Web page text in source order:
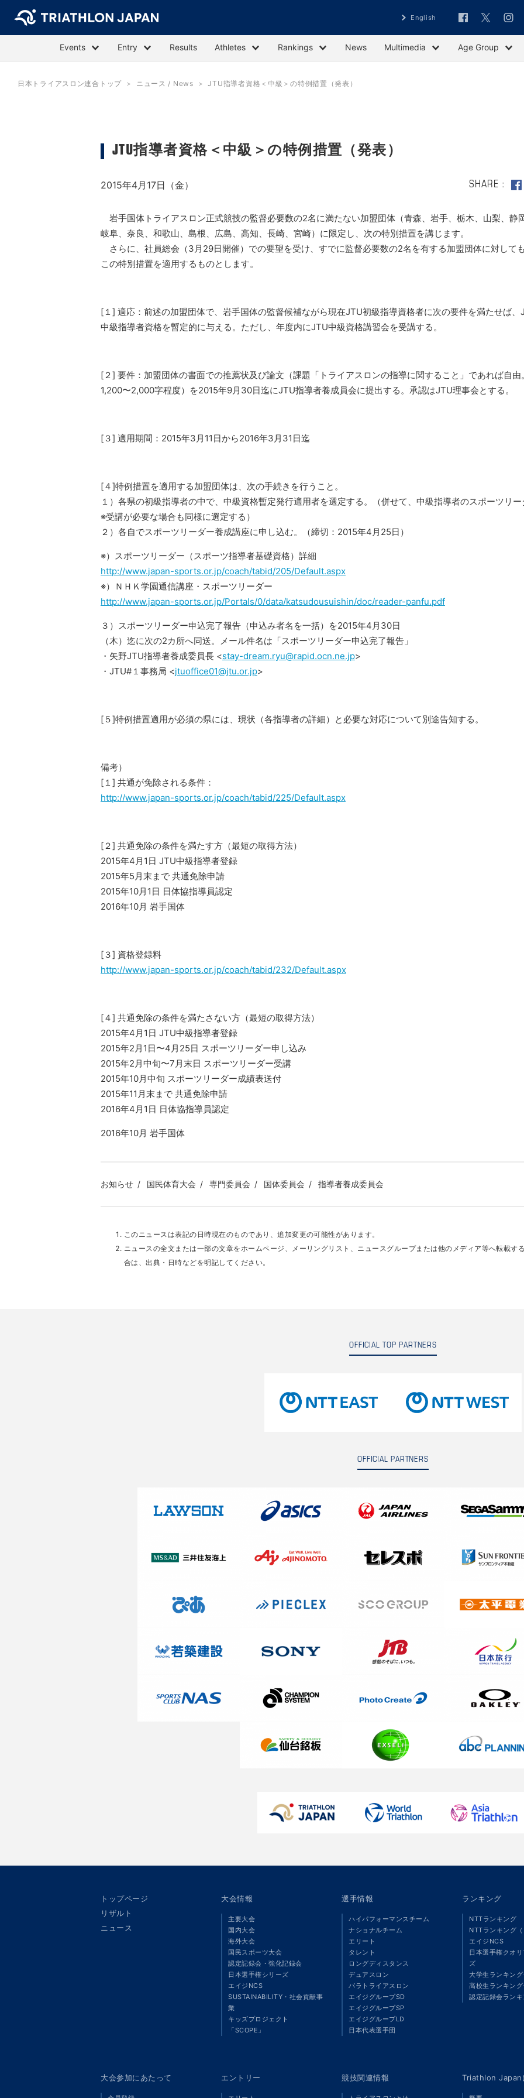
English
Events Entry Results Athletes Rankings News Multimedia Age Group
日本トライアスロン連合トップ ニュース / News JTU指導者資格＜中級＞の特例措置（発表）
JTU指導者資格＜中級＞の特例措置（発表）
2015年4月17日（金） SHARE
岩手国体トライアスロン正式競技の監督必要数の2名に満たない加盟団体（青森、岩手、栃木、山梨、静
岐阜、奈良、和歌山、島根、広島、高知、長崎、宮崎）に限定し、次の特別措置を講じます。
さらに、社員総会（3月29日開催）での要望を受け、すでに監督必要数の2名を有する加盟団体に対して
この特別措置を適用するものとします。
[１] 適応：前述の加盟団体で、岩手国体の監督候補ながら現在JTU初級指導資格者に次の要件を満たせば、
中級指導者資格を暫定的に与える。ただし、年度内にJTU中級資格講習会を受講する。
[２] 要件：加盟団体の書面での推薦状及び論文（課題「トライアスロンの指導に関すること」であれば自由
1,200〜2,000字程度）を2015年9月30日迄にJTU指導者養成員会に提出する。承認はJTU理事会とする。
[３] 適用期間：2015年3月11日から2016年3月31日迄
[４]特例措置を適用する加盟団体は、次の手続きを行うこと。
１）各県の初級指導者の中で、中級資格暫定発行適用者を選定する。（併せて、中級指導者のスポーツリー
※受講が必要な場合も同様に選定する）
２）各自でスポーツリーダー養成講座に申し込む。（締切：2015年4月25日）
※）スポーツリーダー（スポーツ指導者基礎資格）詳細
http://www.japan-sports.or.jp/coach/tabid/205/Default.aspx
※）ＮＨＫ学園通信講座・スポーツリーダー
http://www.japan-sports.or.jp/Portals/0/data/katsudousuishin/doc/reader-panfu.pdf
３）スポーツリーダー申込完了報告（申込み者名を一括）を2015年4月30日
（木）迄に次の2カ所へ同送。メール件名は「スポーツリーダー申込完了報告」
・矢野JTU指導者養成委員長 <stay-dream.ryu@rapid.ocn.ne.jp>
・JTU#１事務局 <jtuoffice01@jtu.or.jp>
[５]特例措置適用が必須の県には、現状（各指導者の詳細）と必要な対応について別途告知する。
備考）
[１] 共通が免除される条件：
http://www.japan-sports.or.jp/coach/tabid/225/Default.aspx
[２] 共通免除の条件を満たす方（最短の取得方法）
2015年4月1日 JTU中級指導者登録
2015年5月末まで 共通免除申請
2015年10月1日 日体協指導員認定
2016年10月 岩手国体
[３] 資格登録料
http://www.japan-sports.or.jp/coach/tabid/232/Default.aspx
[４] 共通免除の条件を満たさない方（最短の取得方法）
2015年4月1日 JTU中級指導者登録
2015年2月1日〜4月25日 スポーツリーダー申し込み
2015年2月中旬〜7月末日 スポーツリーダー受講
2015年10月中旬 スポーツリーダー成績表送付
2015年11月末まで 共通免除申請
2016年4月1日 日体協指導員認定
2016年10月 岩手国体
お知らせ 国民体育大会 専門委員会 国体委員会 指導者養成委員会
このニュースは表記の日時現在のものであり、追加変更の可能性があります。
ニュースの全文または一部の文章をホームページ、メーリングリスト、ニュースグループまたは他のメディア等へ転載す
合は、出典・日時などを明記してください。
OFFICIAL TOP PARTNERS
OFFICIAL PARTNERS
トップページ
リザルト
ニュース
大会情報
主要大会
国内大会
海外大会
国民スポーツ大会
認定記録会・強化記録会
日本選手権シリーズ
エイジNCS
SUSTAINABILITY・社会貢献事
業
キッズプロジェクト
「SCOPE」
選手情報
ハイパフォーマンスチーム
ナショナルチーム
エリート
タレント
ロングディスタンス
デュアスロン
パラトライアスロン
エイジグループSD
エイジグループSP
エイジグループLD
日本代表選手団
ランキング
NTTランキング
NTTランキング
エイジNCS
日本選手権クオ
ズ
大学生ランキン
高校生ランキン
認定記録会ラン
大会参加にあたって エントリー 競技関連情報 Triathlon Japan